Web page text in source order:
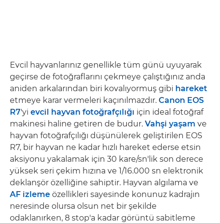
Evcil hayvanlarınız genellikle tüm günü uyuyarak
geçirse de fotoğraflarını çekmeye çalıştığınız anda
aniden arkalarından biri kovalıyormuş gibi hareket
etmeye karar vermeleri kaçınılmazdır. Canon EOS
R7'yi evcil hayvan fotoğrafçılığı için ideal fotoğraf
makinesi haline getiren de budur. Vahşi yaşam ve
hayvan fotoğrafçılığı düşünülerek geliştirilen EOS
R7, bir hayvan ne kadar hızlı hareket ederse etsin
aksiyonu yakalamak için 30 kare/sn'lik son derece
yüksek seri çekim hızına ve 1/16.000 sn elektronik
deklanşör özelliğine sahiptir. Hayvan algılama ve
AF izleme özellikleri sayesinde konunuz kadrajın
neresinde olursa olsun net bir şekilde
odaklanırken, 8 stop'a kadar görüntü sabitleme